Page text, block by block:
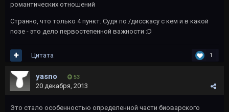
романтических отношений
Странно, что только 4 пункт. Судя по /дисскасу с кем и в какой
позе - это дело первостепенной важности :D
1
Цитата
yаsno 53
20 декабря, 2013
Это стало особенностью определенной части биоварского